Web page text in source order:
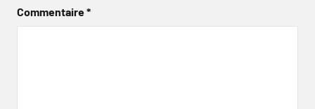
Commentaire*